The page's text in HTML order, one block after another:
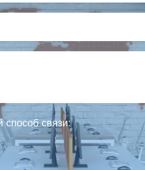
способ связи: